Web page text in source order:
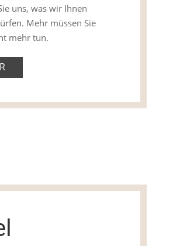
uns, was wir Ihnen
Mehr müssen Sie
mehr tun.